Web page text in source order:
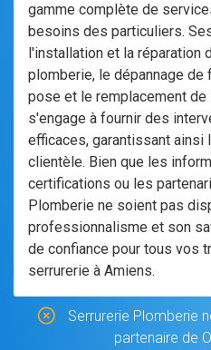
gamme complète de
besoins des particuliers.
l'installation et la réparation
plomberie, le dépannage de
pose et le remplacement
s'engage à fournir des
efficaces, garantissant
clientèle. Bien que les
certifications ou les
Plomberie ne soient pas
professionnalisme et son
de confiance pour tous vos
serrurerie à Amiens.
Serrurerie Plomberie
partenaire de